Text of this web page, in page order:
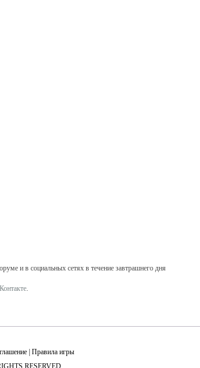
и в социальных сетях в течение завтрашнего дня
.
Правила игры
RESERVED.